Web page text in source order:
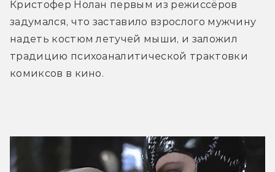
Кристофер Нолан первым из режиссёров
задумался, что заставило взрослого мужчину
надеть костюм летучей мыши, и заложил
традицию психоаналитической трактовки
комиксов в кино.